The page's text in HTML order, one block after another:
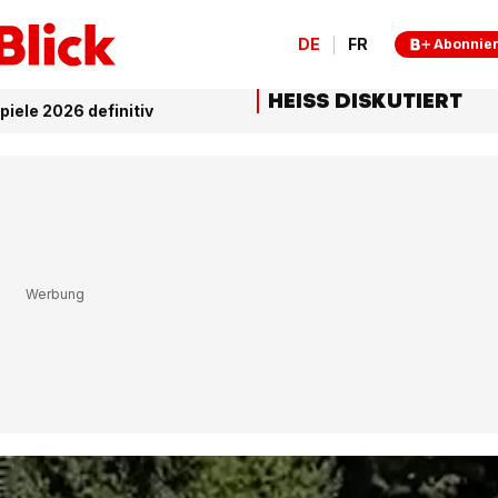
DE FR
2026 definitiv HEISS DISKUTIERT